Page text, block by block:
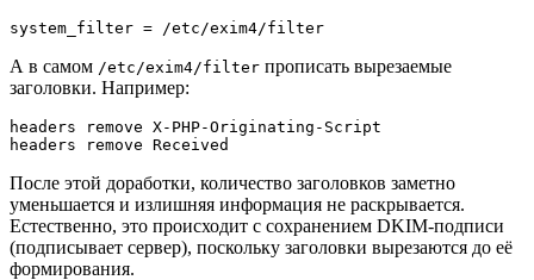
А в самом /etc/exim4/filter прописать вырезаемые
заголовки. Например:
headers remove X-PHP-Originating-Script
После этой доработки, количество заголовков заметно
уменьшается и излишняя информация не раскрывается.
Естественно, это происходит с сохранением DKIM-подписи
(подписывает сервер), поскольку заголовки вырезаются до её
формирования.